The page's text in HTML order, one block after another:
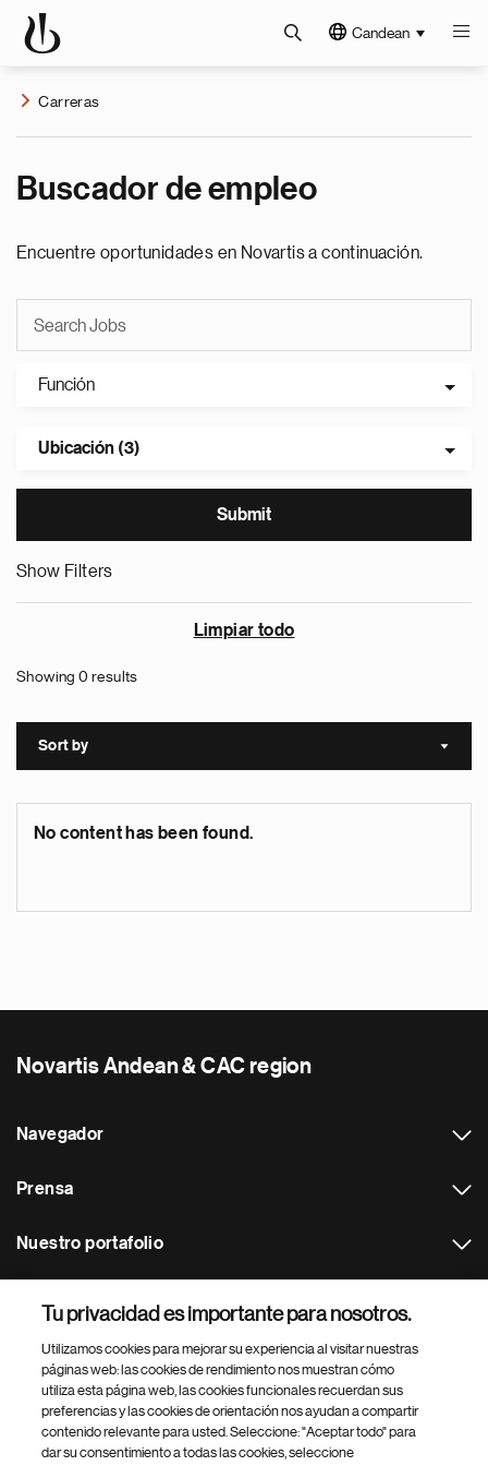
Candean
Carreras
Buscador de empleo
Encuentre oportunidades en Novartis a continuación.
Función
Ubicación (3)
Show Filters
Limpiar todo
Showing 0 results
Sort by Sort
No content has been found.
Novartis Andean & CAC region
Navegador
Prensa
Nuestro portafolio
Footer Site Search
Tu privacidad es importante para nosotros.
Utilizamos cookies para mejorar su experiencia al visitar nuestras
páginas web: las cookies de rendimiento nos muestran cómo
utiliza esta página web, las cookies funcionales recuerdan sus
preferencias y las cookies de orientación nos ayudan a compartir
contenido relevante para usted. Seleccione: "Aceptar todo" para
dar su consentimiento a todas las cookies, seleccione